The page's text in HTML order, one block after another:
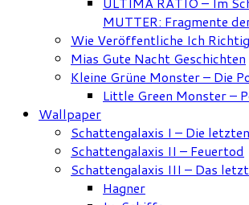
MUTTER: Fragmente
Wie Veröffentliche Ich
Mias Gute Nacht Geschichten
Kleine Grüne Monster – Die
Little Green Monster –
Wallpaper
Schattengalaxis I – Die
Schattengalaxis II – Feuertod
Schattengalaxis III – Das
Hagner